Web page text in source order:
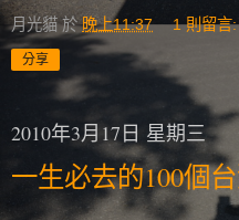
月光貓 於晚上11:37 1 則留言:
分享
2010年3月17日 星期三
一生必去的100個